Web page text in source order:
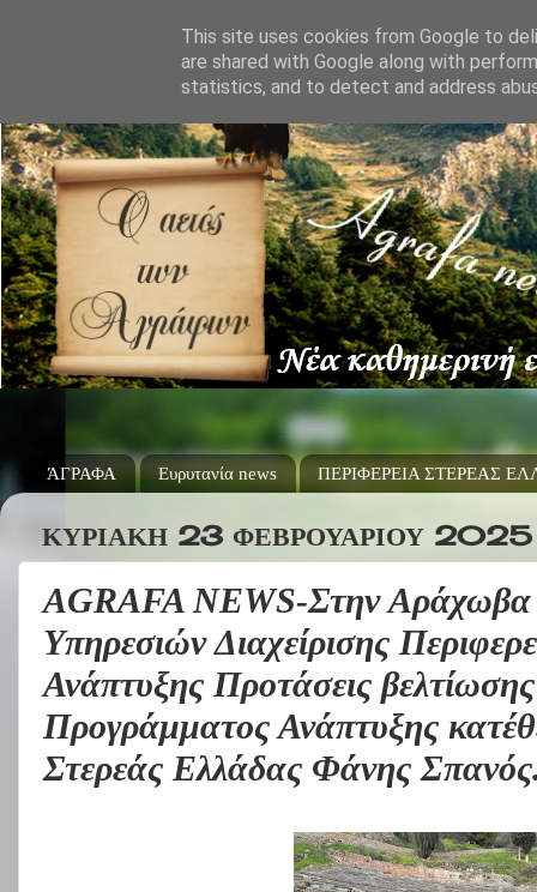
ΆΓΡΑΦΑ Ευρυτανία news ΠΕΡΙΦΕΡΕΙΑ ΣΤΕΡΕΑΣ
ΚΥΡΙΑΚΉ 23 ΦΕΒΡΟΥΑΡΊΟΥ 2025
AGRAFA NEWS-Στην
Υπηρεσιών Διαχείρισης
Ανάπτυξης Προτάσεις
Προγράμματος Ανάπτυξης
Στερεάς Ελλάδας Φάνης
This site uses cookies from Google to
are shared with Google along with
statistics, and to detect and address